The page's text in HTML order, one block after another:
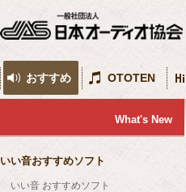
おすすめ
What's New
いい音おすすめソフト
いい音 おすすめソフト
OTOTEN